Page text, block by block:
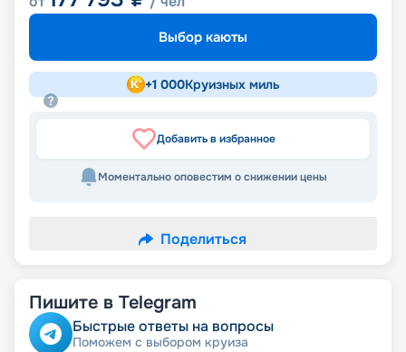
Выбор каюты
+1 000Круизных миль
Добавить в избранное
Моментально оповестим о снижении цены
Поделиться
Пишите в Telegram
Быстрые ответы на вопросы
Поможем с выбором круиза